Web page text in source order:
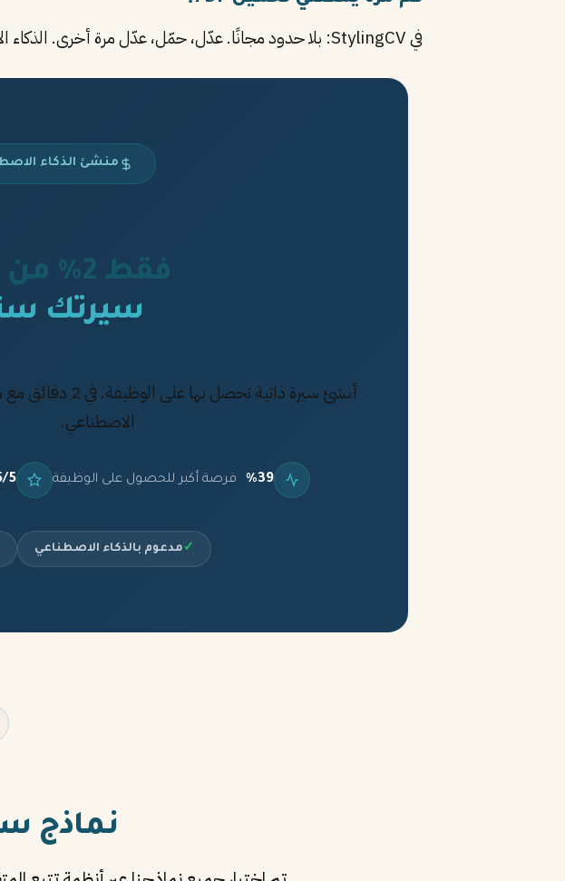
في StylingCV: بلا حدود مجانًا. عدّل، حمّل، عدّل مرة أخرى. الذكاء الاصطناعي يساعدك في كل مرة.
منشئ الذكاء الاصطناعي أسرع 10
فقط 2% من السير الذاتية تنجح.
سيرتك
أنشئ سيرة ذاتية تحصل
الاصطناعي.
%39 فرصة أكبر للحصول على الوظيفة 5
✓ مدعوم بالذكاء الاصطناعي
نماذج